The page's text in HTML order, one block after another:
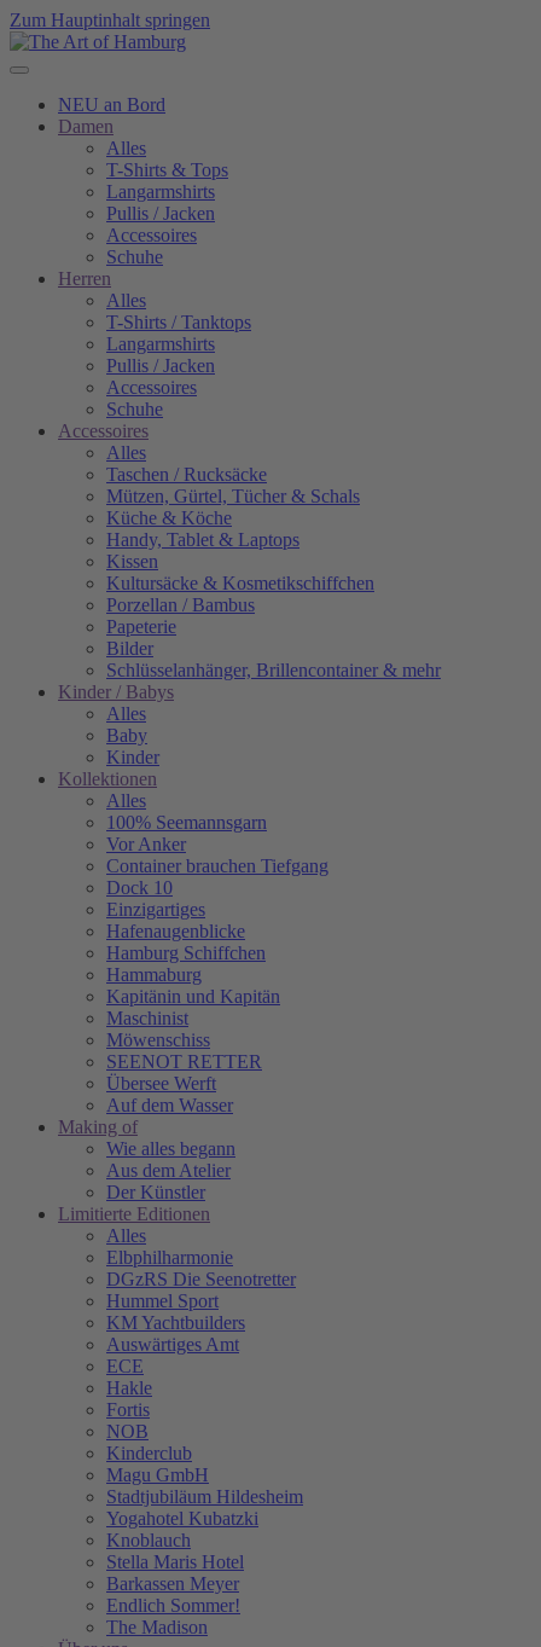
Zum Hauptinhalt springen
NEU an Bord
Damen
Alles
T-Shirts & Tops
Langarmshirts
Pullis / Jacken
Accessoires
Schuhe
Herren
Alles
T-Shirts / Tanktops
Langarmshirts
Pullis / Jacken
Accessoires
Schuhe
Accessoires
Alles
Taschen / Rucksäcke
Mützen, Gürtel, Tücher & Schals
Küche & Köche
Handy, Tablet & Laptops
Kissen
Kultursäcke & Kosmetikschiffchen
Porzellan / Bambus
Papeterie
Bilder
Schlüsselanhänger, Brillencontainer & mehr
Kinder / Babys
Alles
Baby
Kinder
Kollektionen
Alles
100% Seemannsgarn
Vor Anker
Container brauchen Tiefgang
Dock 10
Einzigartiges
Hafenaugen­blicke
Hamburg Schiffchen
Hammaburg
Kapitänin und Kapitän
Maschinist
Möwenschiss
SEENOT RETTER
Übersee Werft
Auf dem Wasser
Making of
Wie alles begann
Aus dem Atelier
Der Künstler
Limitierte Editionen
Alles
Elbphilharmonie
DGzRS Die Seenotretter
Hummel Sport
KM Yachtbuilders
Auswärtiges Amt
ECE
Hakle
Fortis
NOB
Kinderclub
Magu GmbH
Stadtjubiläum Hildesheim
Yogahotel Kubatzki
Knoblauch
Stella Maris Hotel
Barkassen Meyer
Endlich Sommer!
The Madison